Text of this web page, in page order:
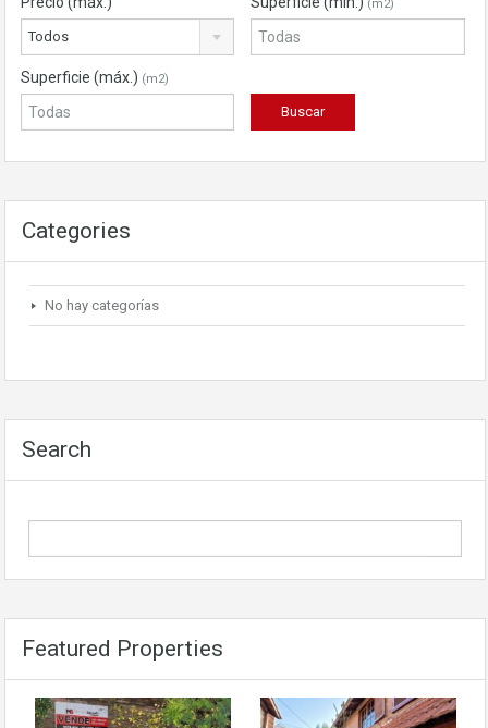
Todos
(m2)
Superficie (máx.) (m2)
Categories
No hay categorías
Search
Featured Properties